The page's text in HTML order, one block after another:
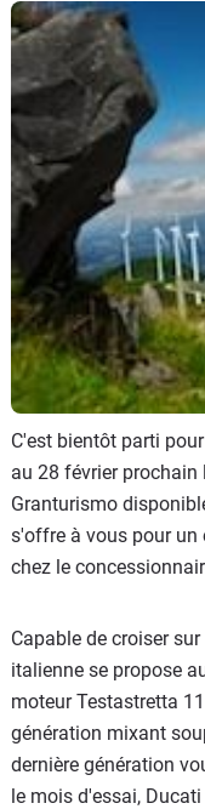
Scooters
&
Marques
Services
C'est bientôt parti
au 28 février prochain
Granturismo
s'offre à vous pour un
chez le
Capable de croiser
italienne se propose
moteur Testastretta
génération mixant
dernière génération
le mois d'essai,